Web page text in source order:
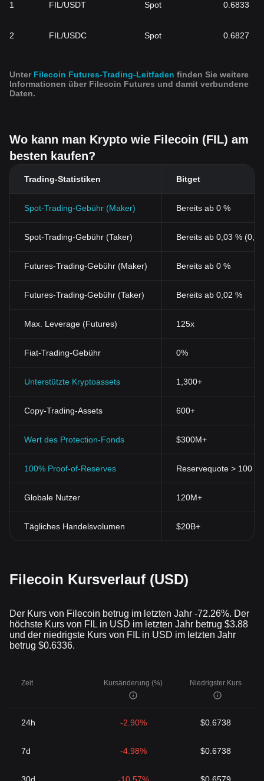
1 FIL/USDT Spot 0.6833
2 FIL/USDC Spot 0.6827
Unter Filecoin Futures-Trading-Leitfaden finden Sie weitere
Informationen über Filecoin Futures und damit verbundene
Daten.
Wo kann man Krypto wie Filecoin (FIL) am
besten kaufen?
Trading-Statistiken Bitget
Spot-Trading-Gebühr (Maker) Bereits ab 0 %
Spot-Trading-Gebühr (Taker) Bereits ab 0,03 %
Futures-Trading-Gebühr (Maker) Bereits ab 0 %
Futures-Trading-Gebühr (Taker) Bereits ab 0,02 %
Max. Leverage (Futures) 125x
Fiat-Trading-Gebühr 0%
Unterstützte Kryptoassets 1,300+
Copy-Trading-Assets 600+
Wert des Protection-Fonds $300M+
100% Proof-of-Reserves Reservequote > 100
Globale Nutzer 120M+
Tägliches Handelsvolumen $20B+
Filecoin Kursverlauf (USD)
Der Kurs von Filecoin betrug im letzten Jahr -72.26%. Der
höchste Kurs von FIL in USD im letzten Jahr betrug $3.88
und der niedrigste Kurs von FIL in USD im letzten Jahr
betrug $0.6336.
Zeit Kursänderung (%) Niedrigster Kurs
24h -2.90% $0.6738
7d -4.98% $0.6738